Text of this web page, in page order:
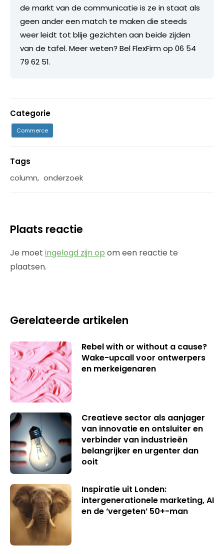
de markt van de communicatie is ze in staat als
geen ander een match te maken die steeds
weer leidt tot blije gezichten aan beide zijden
van de tafel. Meer weten? Bel FlexFirm op 06 54
79 62 51.
Categorie
Commerce
Tags
column, onderzoek
Plaats reactie
Je moet ingelogd zijn op om een reactie te
plaatsen.
Gerelateerde artikelen
Rebel with or without a cause?
Wake-upcall voor ontwerpers
en merkeigenaren
Creatieve sector als aanjager
van innovatie en ontsluiter en
verbinder van industrieën
belangrijker en urgenter dan
ooit
Inspiratie uit Londen:
intergenerationele marketing, AI
en de ‘vergeten’ 50+-man